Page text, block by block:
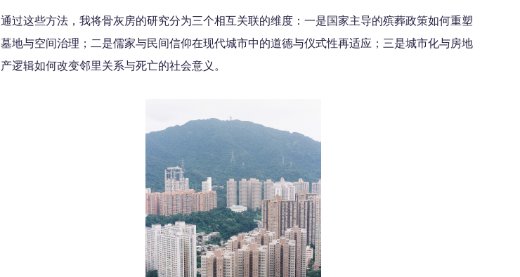
通过这些方法，我将骨灰房的研究分为三个相互关联的维度：一是国家主导的殡葬政策如何重塑
墓地与空间治理；二是儒家与民间信仰在现代城市中的道德与仪式性再适应；三是城市化与房地
产逻辑如何改变邻里关系与死亡的社会意义。